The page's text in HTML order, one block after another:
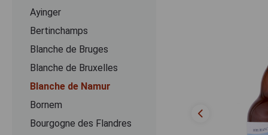
Ayinger
Bertinchamps
Blanche de Bruges
Blanche de Bruxelles
Blanche de Namur
Bornem
Bourgogne des Flandres